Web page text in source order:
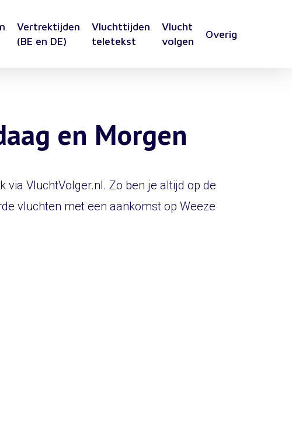
Vertrektijden
(BE en DE)
Vluchttijden
teletekst
Vlucht
volgen
Overig
en Morgen
VluchtVolger.nl. Zo ben je altijd op de
vluchten met een aankomst op Weeze